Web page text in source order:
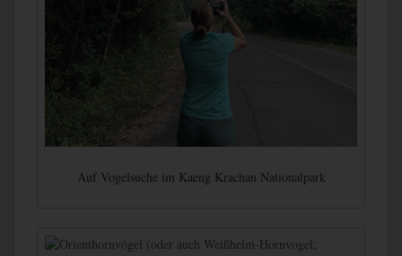
Auf Vogelsuche im Kaeng Krachan Nationalpark